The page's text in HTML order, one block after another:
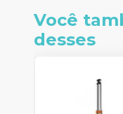
Você
desses